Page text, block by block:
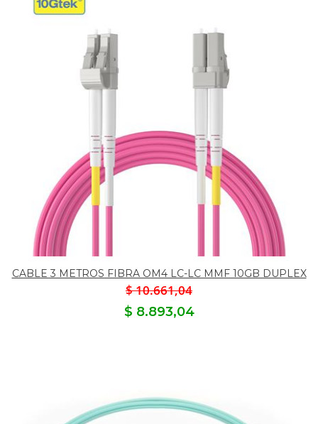
CABLE 3 METROS FIBRA OM4 LC-LC MMF 10GB DUPLEX
$ 10.661,04
$ 8.893,04